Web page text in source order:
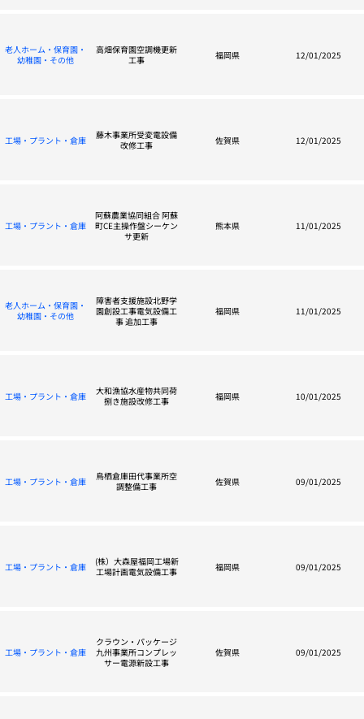
老人ホーム・保育園・
幼稚園・その他
高畑保育園空調機更新
工事
福岡県 12/01/2025
工場・プラント・倉庫
藤木事業所受変電設備
改修工事
佐賀県 12/01/2025
工場・プラント・倉庫
阿蘇農業協同組合 阿蘇
町CE主操作盤シーケン
サ更新
熊本県 11/01/2025
老人ホーム・保育園・
幼稚園・その他
障害者支援施設北野学
園創設工事電気設備工
事 追加工事
福岡県 11/01/2025
工場・プラント・倉庫
大和漁協水産物共同荷
捌き施設改修工事
福岡県 10/01/2025
工場・プラント・倉庫
鳥栖倉庫田代事業所空
調整備工事
佐賀県 09/01/2025
工場・プラント・倉庫
(株）大森屋福岡工場新
工場計画電気設備工事
福岡県 09/01/2025
工場・プラント・倉庫
クラウン・パッケージ
九州事業所コンプレッ
サー電源新設工事
佐賀県 09/01/2025